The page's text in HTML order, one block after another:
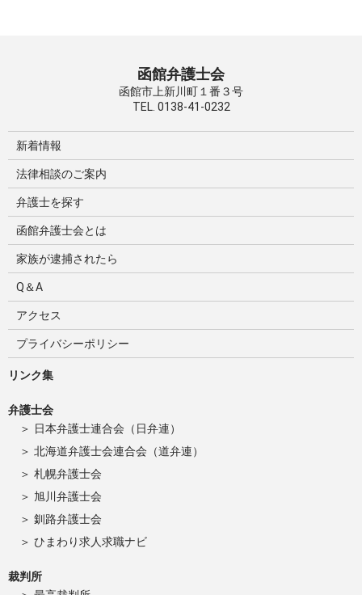
函館弁護士会
函館市上新川町１番３号
TEL. 0138-41-0232
新着情報
法律相談のご案内
弁護士を探す
函館弁護士会とは
家族が逮捕されたら
Q＆A
アクセス
プライバシーポリシー
リンク集
弁護士会
日本弁護士連合会（日弁連）
北海道弁護士会連合会（道弁連）
札幌弁護士会
旭川弁護士会
釧路弁護士会
ひまわり求人求職ナビ
裁判所